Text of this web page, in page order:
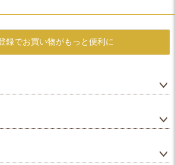
録でお買い物がもっと便利に